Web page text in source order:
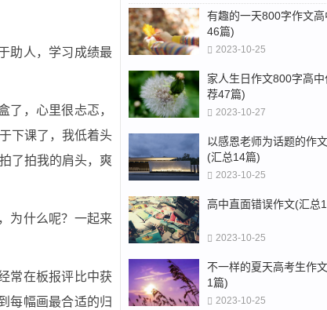
助人，学习成绩最
了，心里很忐忑，
下课了，我低着头
了拍我的肩头，爽
为什么呢？一起来
常在板报评比中获
每幅画最合适的归
有趣的一天800字作文
46篇)
2023-10-25
家人生日作文800字高
荐47篇)
2023-10-27
以感恩老师为话题的作
(汇总14篇)
2023-10-25
高中直面错误作文(汇总
2023-10-25
不一样的夏天高考生作
1篇)
2023-10-25